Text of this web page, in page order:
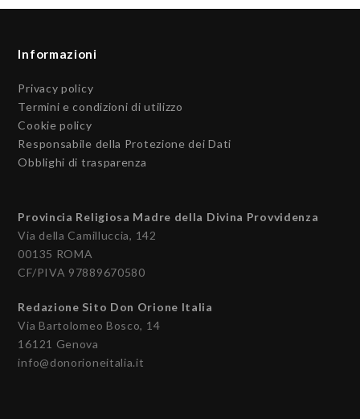
Informazioni
Privacy policy
Termini e condizioni di utilizzo
Cookie policy
Responsabile della Protezione dei Dati
Obblighi di trasparenza
Provincia Religiosa Madre della Divina Provvidenza
Via della Camilluccia, 142
00135 ROMA
CF/PIVA 97889670580
Redazione Sito Don Orione Italia
Via Bartolomeo Bosco, 14
16121 Genova
info@donorioneitalia.it